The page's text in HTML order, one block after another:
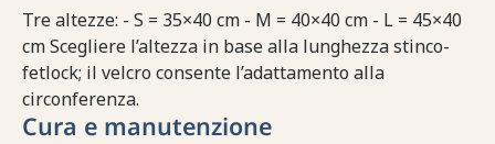
Tre altezze: - S = 35×40 cm - M = 40×40 cm - L = 45×40
cm Scegliere l’altezza in base alla lunghezza stinco-
fetlock; il velcro consente l’adattamento alla
circonferenza.
Cura e manutenzione